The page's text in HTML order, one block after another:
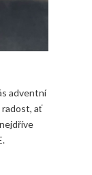
adventní
radost, ať